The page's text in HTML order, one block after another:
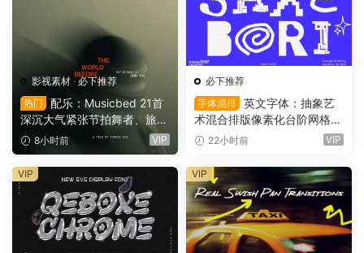
影视素材 ·必下推荐
热门
配乐：Musicbed 21首
深沉大气紧张节拍舞者、旅行
场景商业电影广告宣传配乐B
GM视频背景音乐素材（1616
1）
8小时前 VIP
必下推荐
字体混排 英文字体：抽象艺
术混合排版像素化台阶网格状
手绘螺旋有机曲线版面设计封
ace（16160）
22小时前 VIP
VIP VIP